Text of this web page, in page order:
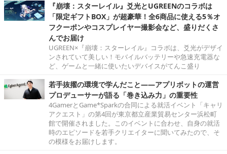
『崩壊：スターレイル』爻光とUGREENのコラボは
「限定ギフトBOX」が超豪華！全6商品に使える5％オ
フクーポンやコスプレイヤー撮影会など、盛りだくさ
んでお届け
UGREEN×『崩壊：スターレイル』コラボは、爻光がデザイ
ンされていて美しい！モバイルバッテリーや急速充電器な
ど、ゲームと一緒に使いたいデバイスがてんこ盛り
若手抜擢の環境で学んだこと――アプリボットの運営
プロデューサーが語る「巻き込み力」の重要性
4GamerとGame*Sparkの合同による就活イベント「キャリ
アクエスト」の第4回が東京都立産業貿易センター浜松町
館で開催されました。このイベントに合わせ、自身の就活
時のエピソードを若手クリエイターに聞いてみたので、そ
の模様をお届けします。